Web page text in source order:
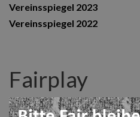
Vereinsspiegel 2023
Vereinsspiegel 2022
Fairplay